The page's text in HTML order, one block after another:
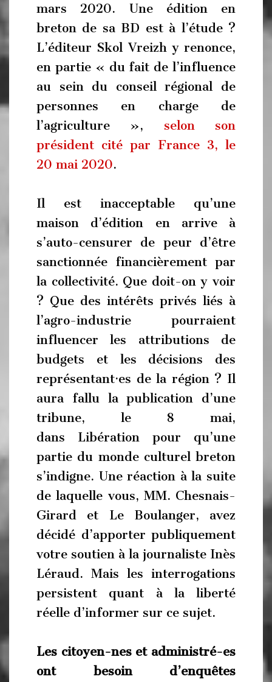
mars 2020. Une édition en
breton de sa BD est à l’étude ?
L’éditeur Skol Vreizh y renonce,
en partie « du fait de l’influence
au sein du conseil régional de
personnes en charge de
l’agriculture », selon son
président cité par France 3, le
20 mai 2020.
Il est inacceptable qu’une
maison d’édition en arrive à
s’auto-censurer de peur d’être
sanctionnée financièrement par
la collectivité. Que doit-on y voir
? Que des intérêts privés liés à
l’agro-industrie pourraient
influencer les attributions de
budgets et les décisions des
représentant·es de la région ? Il
aura fallu la publication d’une
tribune, le 8 mai,
dans Libération pour qu’une
partie du monde culturel breton
s’indigne. Une réaction à la suite
de laquelle vous, MM. Chesnais-
Girard et Le Boulanger, avez
décidé d’apporter publiquement
votre soutien à la journaliste Inès
Léraud. Mais les interrogations
persistent quant à la liberté
réelle d’informer sur ce sujet.
Les citoyen-nes et administré-es
ont besoin d’enquêtes